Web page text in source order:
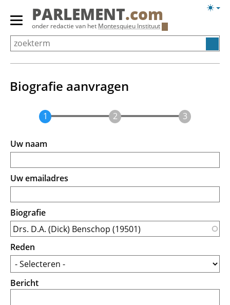
Overslaan
Primair
menu
tonen/verbergen
PARLEMENT.com
onder redactie van het Montesquieu Instituut
Biografie aanvragen
Uw naam
Uw emailadres
Biografie
Reden
Bericht